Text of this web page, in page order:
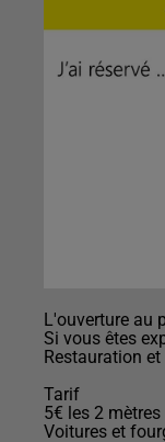
L'ouverture au
Si vous êtes
Restauration
Tarif
5€ les 2
Voitures et